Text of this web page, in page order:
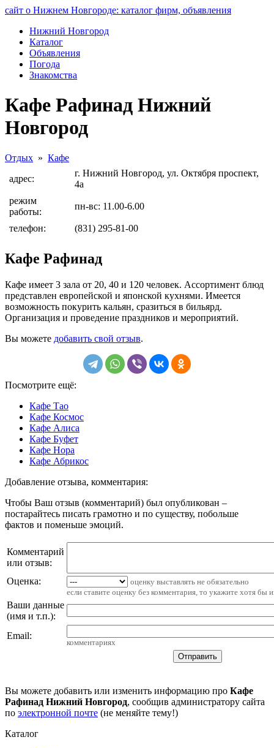
сайт о Нижнем Новгороде: каталог фирм, объявления
Нижний Новгород
Каталог
Объявления
Погода
Знакомства
Кафе Рафинад Нижний
Новгород
Отдых » Кафе
адрес:
г. Нижний Новгород, ул. Октября проспект,
4а
режим
работы:
пн-вс: 11.00-6.00
телефон: (831) 295-81-00
Кафе Рафинад
Кафе имеет 3 зала от 20, 40 и 120 человек. Ассортимент блюд
представлен европейской и японской кухнями. Имеется
возможность покурить кальян, сразиться в бильярд.
Организация и проведение праздников и мероприятий.
Вы можете добавить свой отзыв.
Посмотрите ещё:
Кафе Тао
Кафе Космос
Кафе Алиса
Кафе Буфет
Кафе Нора
Кафе Абрикос
Добавление отзыва, комментария:
Чтобы Ваш отзыв (комментарий) был опубликован –
постарайтесь писать грамотно и по существу, побольше
фактов и поменьше эмоций.
Комментарий
или отзыв:
Оценка:
оценку выставлять не обязательно
если ставите оценку без комментария, то укажите хотя бы
Ваши данные
(имя и т.п.):
Email:
комментариях
Вы можете добавить или изменить информацию про Кафе
Рафинад Нижний Новгород, сообщив администратору сайта
по электронной почте (не меняйте тему!)
Каталог